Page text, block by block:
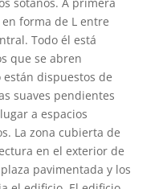
forma de L entre
Todo él está
que se abren
dispuestos de
suaves pendientes
a espacios
La zona cubierta de
en el exterior de
pavimentada y los